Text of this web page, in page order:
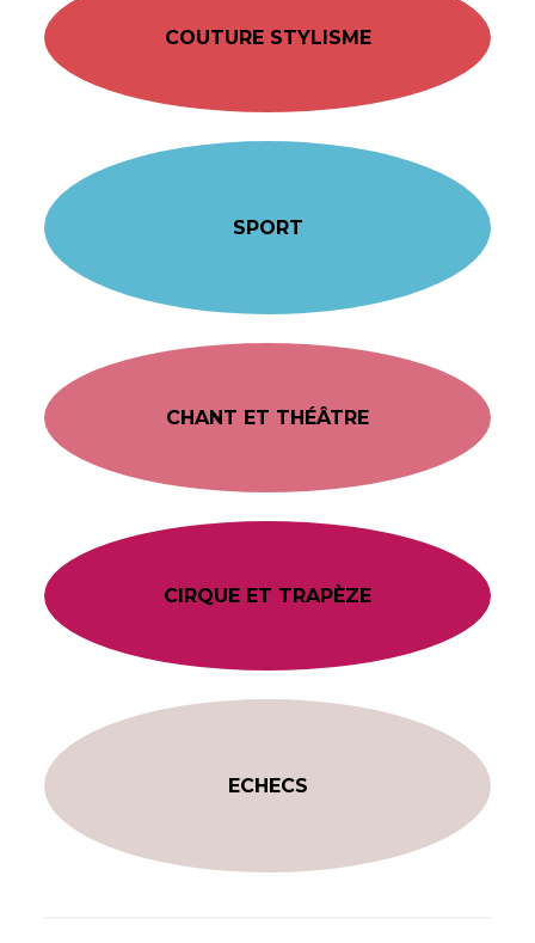
COUTURE STYLISME
SPORT
CHANT ET THÉÂTRE
CIRQUE ET TRAPÈZE
ECHECS